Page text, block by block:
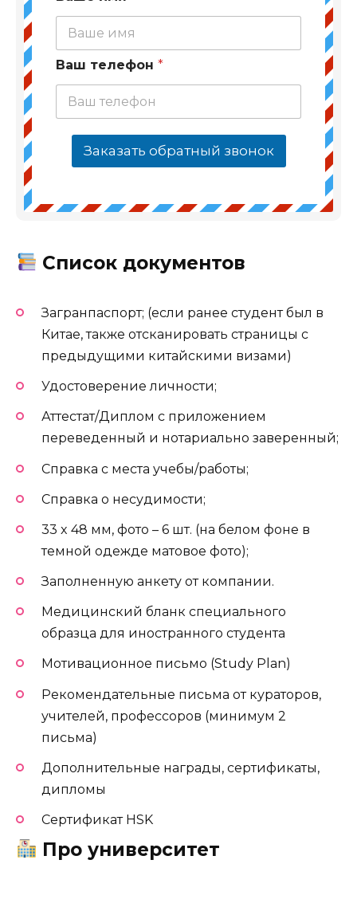
Ваш телефон *
Заказать обратный звонок
Список документов
Загранпаспорт; (если ранее студент был в
Китае, также отсканировать страницы с
предыдущими китайскими визами)
Удостоверение личности;
Аттестат/Диплом с приложением
переведенный и нотариально заверенный;
Справка с места учебы/работы;
Справка о несудимости;
33 x 48 мм, фото – 6 шт. (на белом фоне в
темной одежде матовое фото);
Заполненную анкету от компании.
Медицинский бланк специального
образца для иностранного студента
Мотивационное письмо (Study Plan)
Рекомендательные письма от кураторов,
учителей, профессоров (минимум 2
письма)
Дополнительные награды, сертификаты,
дипломы
Сертификат HSK
Про университет